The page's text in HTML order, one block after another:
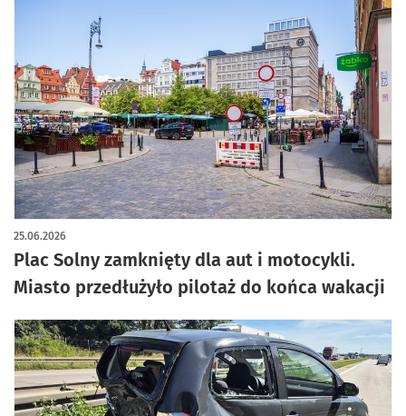
Plac Solny zamknięty dla aut i motocykli.
Miasto przedłużyło pilotaż do końca wakacji
25.06.2026